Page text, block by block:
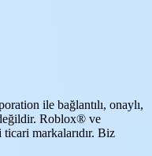
ile bağlantılı, onaylı,
Roblox® ve
markalarıdır. Biz